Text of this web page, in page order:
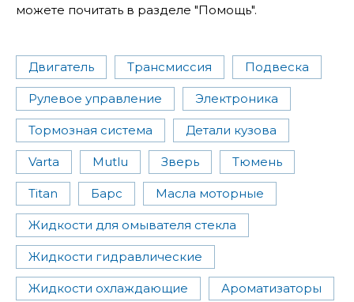
можете почитать в разделе "Помощь".
Двигатель Трансмиссия Подвеска
Рулевое управление Электроника
Тормозная система Детали кузова
Varta Mutlu Зверь Тюмень
Titan Барс Масла моторные
Жидкости для омывателя стекла
Жидкости гидравлические
Жидкости охлаждающие Ароматизаторы